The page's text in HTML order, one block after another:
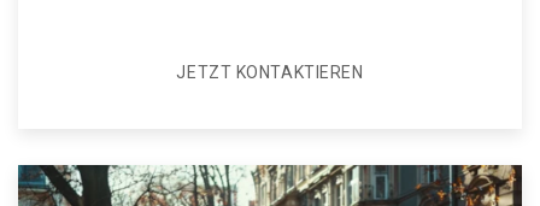
JETZT KONTAKTIEREN